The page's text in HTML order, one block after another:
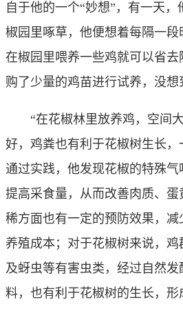
自于他的一个“妙想”，有一天
椒园里啄草，他便想着每隔一
在椒园里喂养一些鸡就可以省
购了少量的鸡苗进行试养，没想
“在花椒林里放养鸡，空间大
好，鸡粪也有利于花椒树生长，
通过实践，他发现花椒的特殊气
提高采食量，从而改善肉质、
稀方面也有一定的预防效果，
养殖成本；对于花椒树来说，
及蚜虫等有害虫类，经过自然
料，也有利于花椒树的生长，形